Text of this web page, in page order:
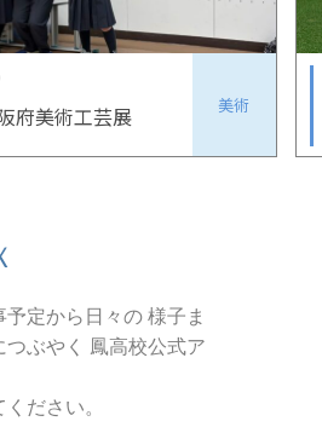
美術
府美術工芸展
定から日々の 様子ま
ぶやく 鳳高校公式ア
ださい。